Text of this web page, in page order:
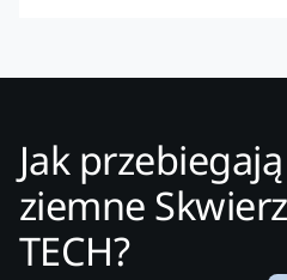
Jak
ziemne
TECH?